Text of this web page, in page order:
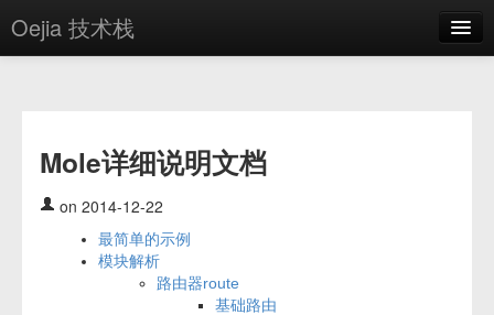
Oejia 技术栈
方案
OE学院
Mole详细说明文档
on 2014-12-22
最简单的示例
模块解析
路由器route
基础路由